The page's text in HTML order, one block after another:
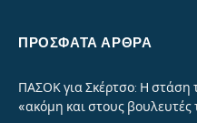
ΠΡΌΣΦΑΤΑ ΆΡΘΡΑ
ΠΑΣΟΚ για Σκέρτσο: Η στάση
«ακόμη και στους βουλευτές